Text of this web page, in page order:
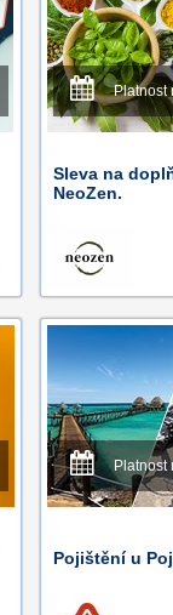
Platnost
Sleva na
NeoZen.
Platnost
Pojištění u